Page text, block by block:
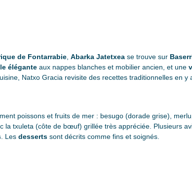
de Fontarrabie, Abarka Jatetxease trouve sur
éléganteaux nappes blanches et mobilier ancien, et une
Natxo Gracia revisite des recettes traditionnelles en y
poissons et fruits de mer : besugo (dorade grise),
la txuleta (côte de bœuf) grillée très appréciée. Plusieurs
. Les dessertssont décrits comme fins et soignés.